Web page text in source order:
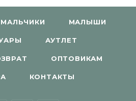
МАЛЬЧИКИ МАЛЫШИ
АУТЛЕТ
ОПТОВИКАМ
КОНТАКТЫ